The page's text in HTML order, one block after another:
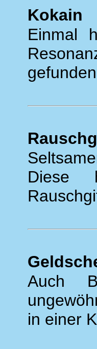
Kokain
Einmal
Diese
Auch
in einer